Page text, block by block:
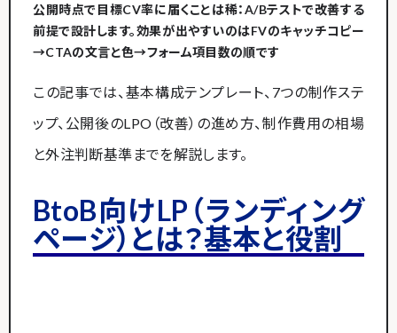
公開時点で目標CV率に届くことは稀：A/Bテストで改善する
前提で設計します。効果が出やすいのはFVのキャッチコピー
→CTAの文言と色→フォーム項目数の順です
この記事では、基本構成テンプレート、7つの制作ステ
ップ、公開後のLPO（改善）の進め方、制作費用の相場
と外注判断基準までを解説します。
BtoB向けLP（ランディング
ページ）とは？基本と役割